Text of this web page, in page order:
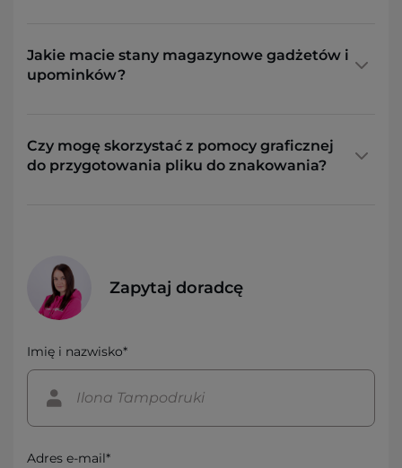
Jakie macie stany magazynowe gadżetów i
upominków?
Czy mogę skorzystać z pomocy graficznej
do przygotowania pliku do znakowania?
Zapytaj doradcę
Imię i nazwisko*
Adres e-mail*